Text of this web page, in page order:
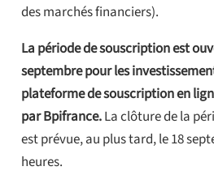
des marchés financiers).
La période de souscription est
septembre pour les
plateforme de souscription en
par Bpifrance.La clôture de la
est prévue, au plus tard, le 18
heures.